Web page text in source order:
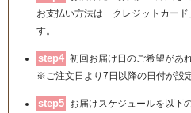
お支払い方法は「クレジットカー
す。
step4 初回お届け日のご希望があ
※ご注文日より7日以降の日付が設
step5 お届けスケジュールを以下